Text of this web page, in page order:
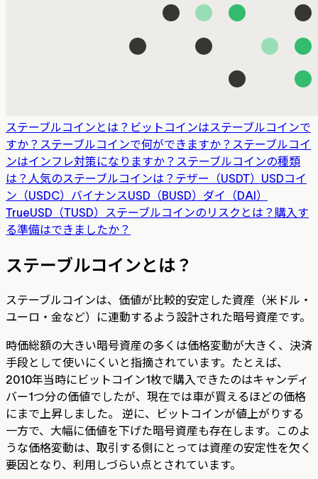
ステーブルコインとは？ ビットコインはステーブルコインで
すか？ ステーブルコインで何ができますか？ ステーブルコイ
ンはインフレ対策になりますか？ ステーブルコインの種類
は？ 人気のステーブルコインは？ テザー（USDT） USDコイ
ン（USDC） バイナンスUSD（BUSD） ダイ（DAI）
TrueUSD（TUSD）
ステーブルコインのリスクとは？ 購入す
る準備はできましたか？
ステーブルコインとは？
ステーブルコインは、価値が比較的安定した資産（米ドル・
ユーロ・金など）に連動するよう設計された暗号資産です。
時価総額の大きい暗号資産の多くは価格変動が大きく、決済
手段として使いにくいと指摘されています。たとえば、
2010年当時にビットコイン1枚で購入できたのはキャンディ
バー1つ分の価値でしたが、現在では車が買えるほどの価格
にまで上昇しました。 逆に、ビットコインが値上がりする
一方で、大幅に価値を下げた暗号資産も存在します。このよ
うな価格変動は、取引する側にとっては資産の安定性を欠く
要因となり、利用しづらい点とされています。